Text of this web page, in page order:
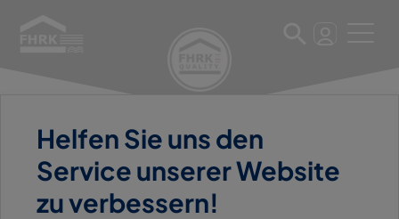
Helfen Sie uns den
Service unserer Website
zu verbessern!
11. März 2025
BAUSTOFF BRANDES GMBH